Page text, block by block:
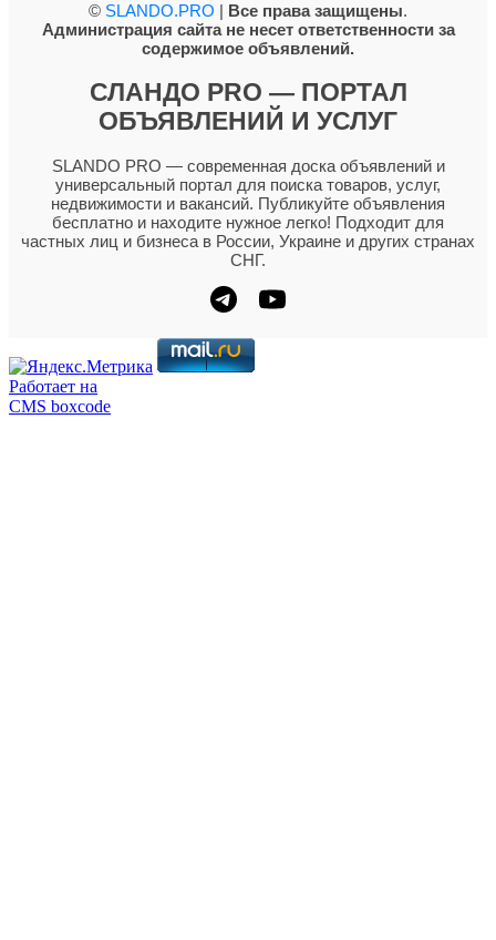
© SLANDO.PRO | Все права защищены.
Администрация сайта не несет ответственности за
содержимое объявлений.
СЛАНДО PRO — ПОРТАЛ
ОБЪЯВЛЕНИЙ И УСЛУГ
SLANDO PRO — современная доска объявлений и
универсальный портал для поиска товаров, услуг,
недвижимости и вакансий. Публикуйте объявления
бесплатно и находите нужное легко! Подходит для
частных лиц и бизнеса в России, Украине и других странах
СНГ.
Работает на
CMS boxcode